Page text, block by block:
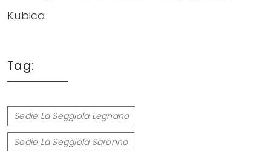
Kubica
Tag:
Sedie La Seggiola Legnano
Sedie La Seggiola Saronno